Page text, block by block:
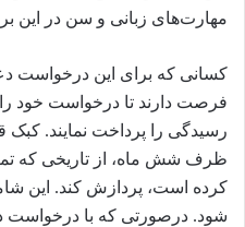
مهارت‌های زبانی و سن در این
فرصت دارند تا درخواست خود
رسیدگی را پرداخت نمایند.
ظرف شش ماه، از تاریخی که
کرده است، پردازش کند. این
شود. درصورتی که با درخواست